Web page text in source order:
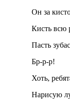
Он за
Кисть всю
Пасть
Бр-р-р!
Хоть,
Нарисую